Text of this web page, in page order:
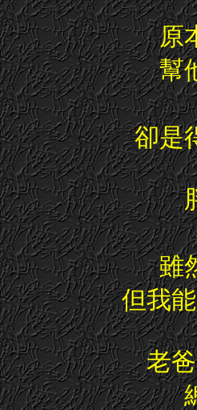
原
幫
卻是
雖
但我
老